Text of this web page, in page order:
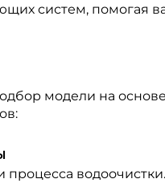
систем, помогая
модели на основе
водоочистки.